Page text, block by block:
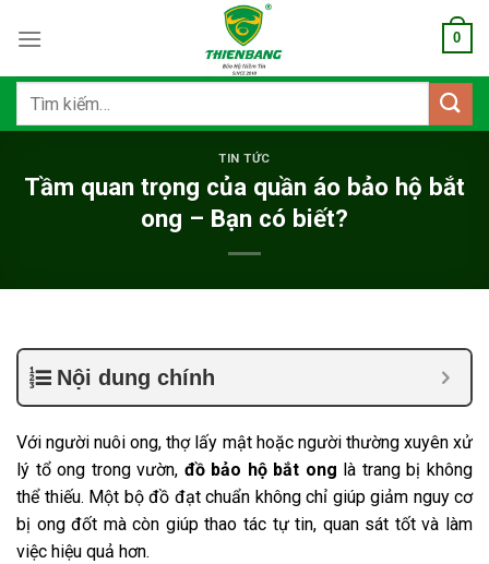
qua
dung
0
Tìm
TIN TỨC
Tầm quan trọng của quần áo bảo hộ bắt
ong – Bạn có biết?
Nội dung chính
Với người nuôi ong, thợ lấy mật hoặc người thường xuyên xử
lý tổ ong trong vườn, đồ bảo hộ bắt ong là trang bị không
thể thiếu. Một bộ đồ đạt chuẩn không chỉ giúp giảm nguy cơ
bị ong đốt mà còn giúp thao tác tự tin, quan sát tốt và làm
việc hiệu quả hơn.